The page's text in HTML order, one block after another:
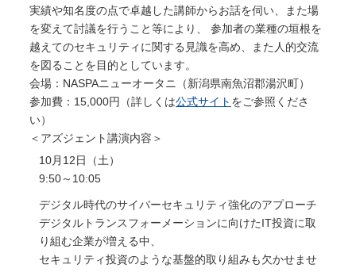
実績や知名度の点で卓越した講師からお話を伺い、また場
を変えて討議を行うこと等により、 参加者の業種の垣根を
越えてのセキュリティに関する見識を高め、また人的交流
を図ることを目的としています。
会場：NASPAニューオータニ（新潟県南魚沼郡湯沢町）
参加費：15,000円（詳しくは公式サイト をご参照くださ
い）
＜アズジェント講演内容＞
10月12日（土）
9:50～10:05
デジタル時代のサイバーセキュリティ強化のアプローチ
デジタルトランスフォーメーションに向けたIT投資に取
り組む企業が増える中、
セキュリティ投資のような基盤的取り組みも欠かせませ